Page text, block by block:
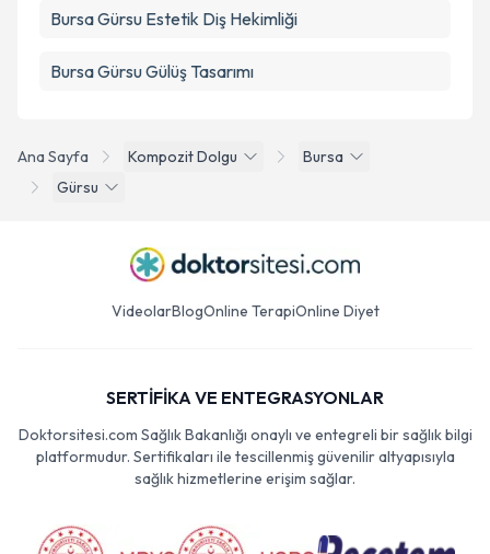
Ana Sayfa Kompozit Dolgu
Bursa
Gürsu
Bursa Gürsu Estetik Diş Hekimliği
Bursa Gürsu Gülüş Tasarımı
VideolarBlogOnline TerapiOnline Diyet
SERTİFİKA VE ENTEGRASYONLAR
Doktorsitesi.com Sağlık Bakanlığı onaylı ve entegreli bir sağlık bilgi
platformudur. Sertifikaları ile tescillenmiş güvenilir altyapısıyla
sağlık hizmetlerine erişim sağlar.